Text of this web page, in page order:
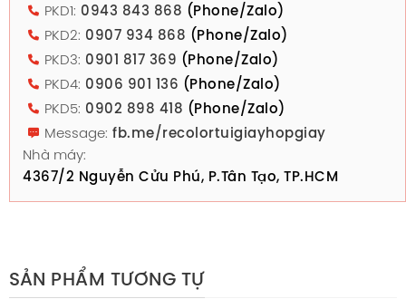
PKD1: 0943 843 868 (Phone/Zalo)
PKD2: 0907 934 868 (Phone/Zalo)
PKD3: 0901 817 369 (Phone/Zalo)
PKD4: 0906 901 136 (Phone/Zalo)
PKD5: 0902 898 418 (Phone/Zalo)
Message: fb.me/recolortuigiayhopgiay
Nhà máy:
4367/2 Nguyễn Cửu Phú, P.Tân Tạo, TP.HCM
SẢN PHẨM TƯƠNG TỰ